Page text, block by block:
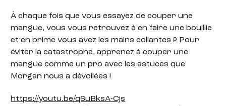
À chaque fois que vous essayez de couper une
mangue, vous vous retrouvez à en faire une bouillie
et en prime vous avez les mains collantes ? Pour
éviter la catastrophe, apprenez à couper une
mangue comme un pro avec les astuces que
Morgan nous a dévoilées !
https://youtu.be/q6uBksA-Cjs